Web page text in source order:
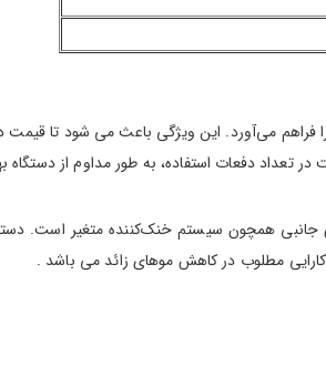
می‌آورد. این ویژگی باعث می شود تا قیمت
تعداد دفعات استفاده، به طور مداوم از دستگاه